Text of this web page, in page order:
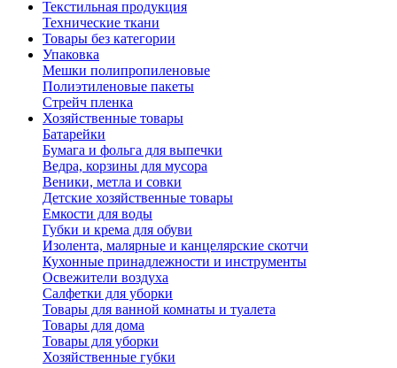
Текстильная продукция
Технические ткани
Товары без категории
Упаковка
Мешки полипропиленовые
Полиэтиленовые пакеты
Стрейч пленка
Хозяйственные товары
Батарейки
Бумага и фольга для выпечки
Ведра, корзины для мусора
Веники, метла и совки
Детские хозяйственные товары
Емкости для воды
Губки и крема для обуви
Изолента, малярные и канцелярские скотчи
Кухонные принадлежности и инструменты
Освежители воздуха
Салфетки для уборки
Товары для ванной комнаты и туалета
Товары для дома
Товары для уборки
Хозяйственные губки